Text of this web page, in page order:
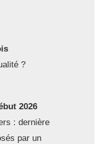
?
2026
: dernière
par un